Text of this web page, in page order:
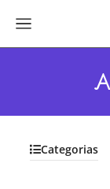
Categorias